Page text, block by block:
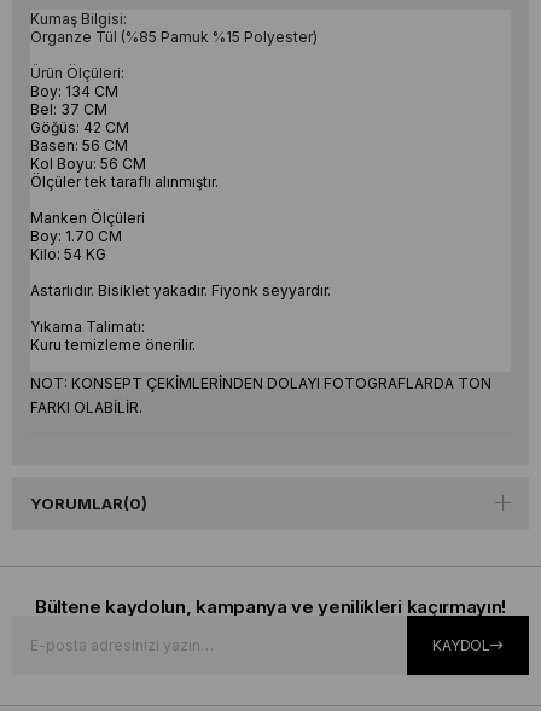
Kumaş Bilgisi:
Organze Tül (%85 Pamuk %15 Polyester)
Ürün Ölçüleri:
Boy: 134 CM
Bel: 37 CM
Göğüs: 42 CM
Basen: 56 CM
Kol Boyu: 56 CM
Ölçüler tek taraflı alınmıştır.
Manken Ölçüleri
Boy: 1.70 CM
Kilo: 54 KG
Astarlıdır. Bisiklet yakadır. Fiyonk seyyardır.
Yıkama Talimatı:
Kuru temizleme önerilir.
NOT: KONSEPT ÇEKİMLERİNDEN DOLAYI FOTOGRAFLARDA TON
FARKI OLABİLİR.
YORUMLAR(0)
Bültene kaydolun, kampanya ve yenilikleri kaçırmayın!
KAYDOL